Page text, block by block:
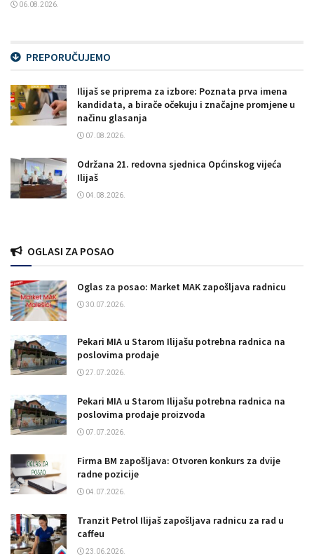
06.08.2026.
PREPORUČUJEMO
Ilijaš se priprema za izbore: Poznata prva imena
kandidata, a birače očekuju i značajne promjene u
načinu glasanja
07.08.2026.
Održana 21. redovna sjednica Općinskog vijeća
Ilijaš
04.08.2026.
OGLASI ZA POSAO
Oglas za posao: Market MAK zapošljava radnicu
30.07.2026.
Pekari MIA u Starom Ilijašu potrebna radnica na
poslovima prodaje
27.07.2026.
Pekari MIA u Starom Ilijašu potrebna radnica na
poslovima prodaje proizvoda
07.07.2026.
Firma BM zapošljava: Otvoren konkurs za dvije
radne pozicije
04.07.2026.
Tranzit Petrol Ilijaš zapošljava radnicu za rad u
caffeu
23.06.2026.